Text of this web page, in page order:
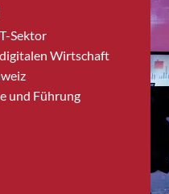
Sektor
Wirtschaft
und Führung